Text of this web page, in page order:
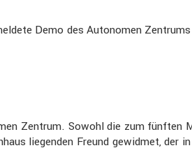
Demo des Autonomen
Zentrum. Sowohl die zum
liegenden Freund gewidmet, der